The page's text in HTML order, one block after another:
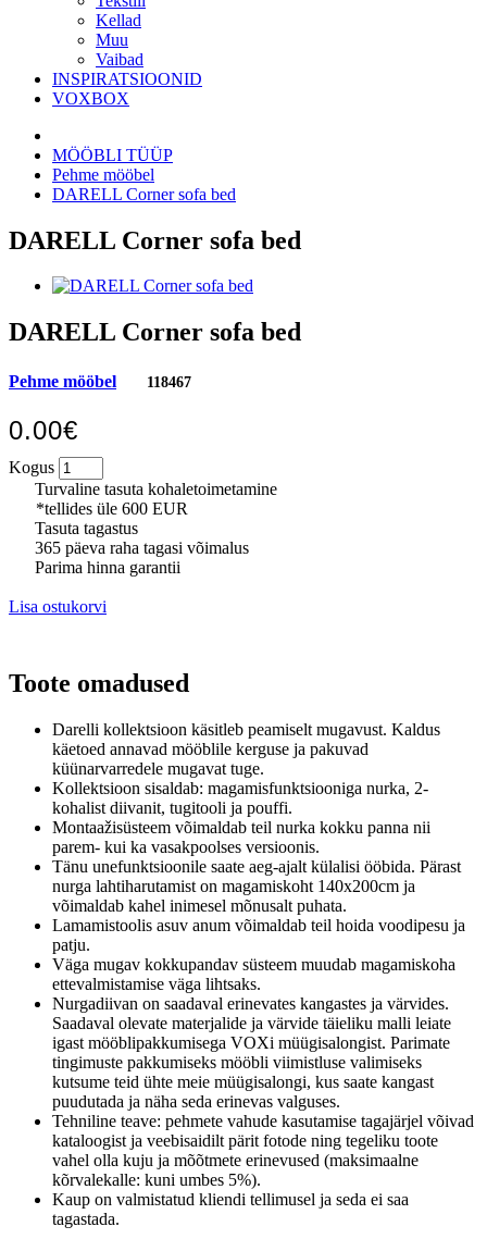
Kellad
Muu
Vaibad
INSPIRATSIOONID
VOXBOX
MÖÖBLI TÜÜP
Pehme mööbel
DARELL Corner sofa bed
DARELL Corner sofa bed
DARELL Corner sofa bed
Pehme mööbel 118467
0.00€
Kogus
Turvaline tasuta kohaletoimetamine
*tellides üle 600 EUR
Tasuta tagastus
365 päeva raha tagasi võimalus
Parima hinna garantii
Lisa ostukorvi
Toote omadused
Darelli kollektsioon käsitleb peamiselt mugavust. Kaldus
käetoed annavad mööblile kerguse ja pakuvad
küünarvarredele mugavat tuge.
Kollektsioon sisaldab: magamisfunktsiooniga nurka, 2-
kohalist diivanit, tugitooli ja pouffi.
Montaažisüsteem võimaldab teil nurka kokku panna nii
parem- kui ka vasakpoolses versioonis.
Tänu unefunktsioonile saate aeg-ajalt külalisi ööbida. Pärast
nurga lahtiharutamist on magamiskoht 140x200cm ja
võimaldab kahel inimesel mõnusalt puhata.
Lamamistoolis asuv anum võimaldab teil hoida voodipesu ja
patju.
Väga mugav kokkupandav süsteem muudab magamiskoha
ettevalmistamise väga lihtsaks.
Nurgadiivan on saadaval erinevates kangastes ja värvides.
Saadaval olevate materjalide ja värvide täieliku malli leiate
igast mööblipakkumisega VOXi müügisalongist. Parimate
tingimuste pakkumiseks mööbli viimistluse valimiseks
kutsume teid ühte meie müügisalongi, kus saate kangast
puudutada ja näha seda erinevas valguses.
Tehniline teave: pehmete vahude kasutamise tagajärjel võivad
kataloogist ja veebisaidilt pärit fotode ning tegeliku toote
vahel olla kuju ja mõõtmete erinevused (maksimaalne
kõrvalekalle: kuni umbes 5%).
Kaup on valmistatud kliendi tellimusel ja seda ei saa
tagastada.